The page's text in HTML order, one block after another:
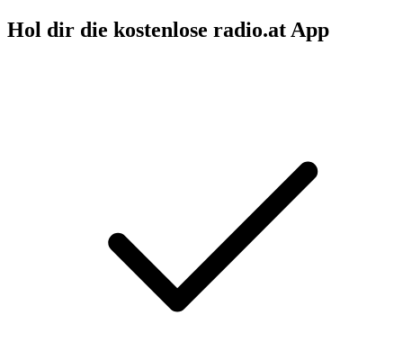
Hol dir die kostenlose radio.at App